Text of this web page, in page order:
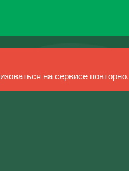
на сервисе повторно.